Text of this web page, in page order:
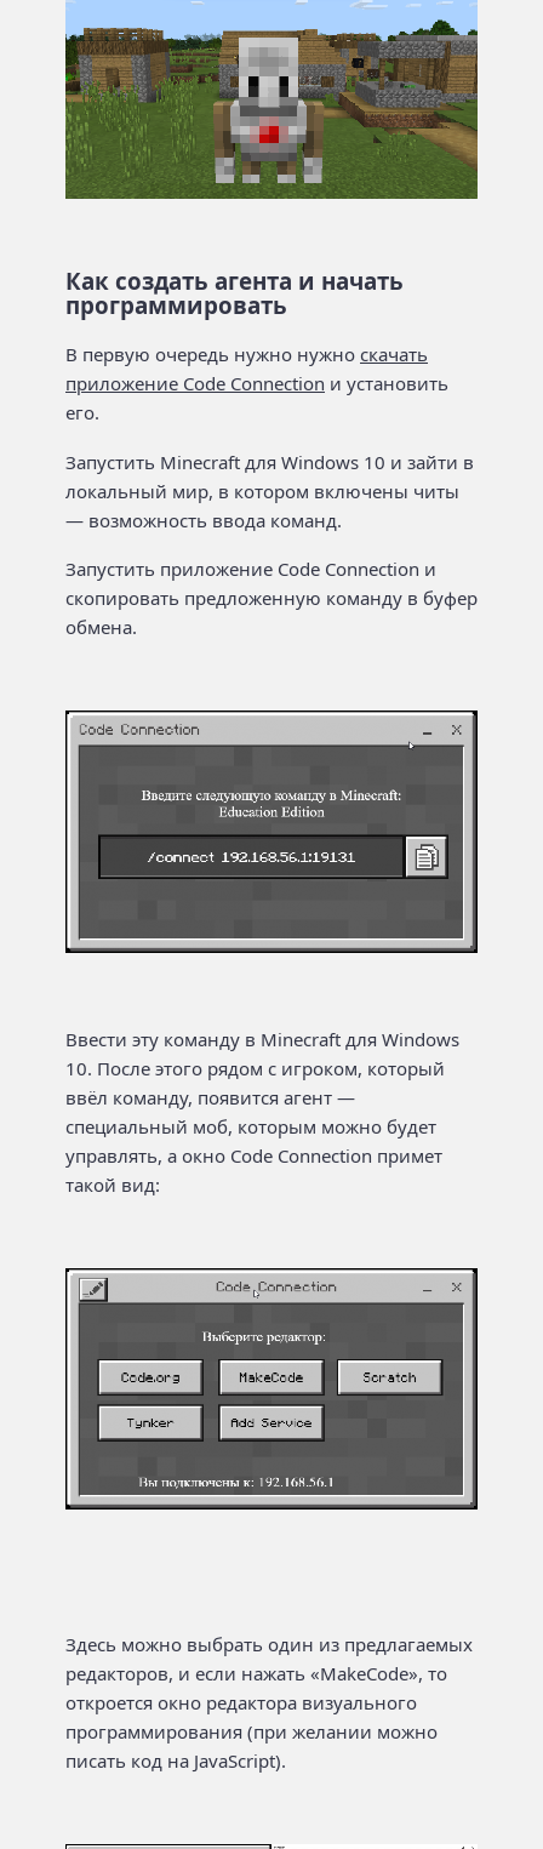
Как создать агента и начать
программировать
В первую очередь нужно нужно скачать
приложение Code Connection и установить
его.
Запустить Minecraft для Windows 10 и зайти в
локальный мир, в котором включены читы
— возможность ввода команд.
Запустить приложение Code Connection и
скопировать предложенную команду в буфер
обмена.
Ввести эту команду в Minecraft для Windows
10. После этого рядом с игроком, который
ввёл команду, появится агент —
специальный моб, которым можно будет
управлять, а окно Code Connection примет
такой вид:
Здесь можно выбрать один из предлагаемых
редакторов, и если нажать «MakeCode», то
откроется окно редактора визуального
программирования (при желании можно
писать код на JavaScript).